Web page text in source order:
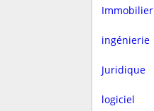
Immobilier
ingénierie
Juridique
logiciel